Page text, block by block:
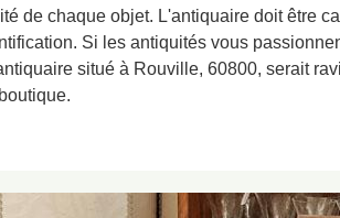
de chaque objet. L'antiquaire doit être
Si les antiquités vous
situé à Rouville, 60800, serait